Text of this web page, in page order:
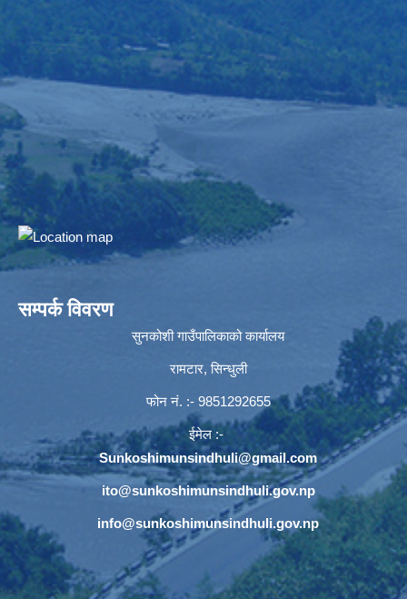
सम्पर्क विवरण
सुनकोशी गाउँपालिकाको कार्यालय
रामटार, सिन्धुली
फोन नं‍. :- 9851292655
ईमेल :-
Sunkoshimunsindhuli@gmail.com
ito@sunkoshimunsindhuli.gov.np
info@sunkoshimunsindhuli.gov.np